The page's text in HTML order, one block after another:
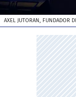
AXEL JUTORAN, FUNDADOR